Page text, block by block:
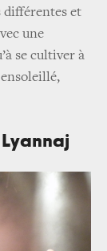
différentes et
une
se cultiver à